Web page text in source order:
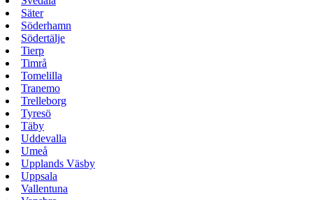
Säter
Söderhamn
Södertälje
Tierp
Timrå
Tomelilla
Tranemo
Trelleborg
Tyresö
Täby
Uddevalla
Umeå
Upplands Väsby
Uppsala
Vallentuna